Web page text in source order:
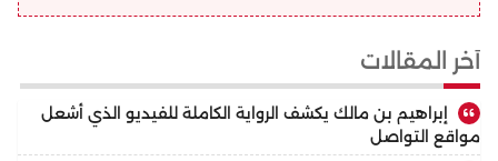
أخر المقالات
إبراهيم بن مالك يكشف الرواية الكاملة للفيديو الذي أشعل
مواقع التواصل